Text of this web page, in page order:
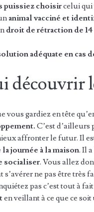
puissiez choisircelui qui
animal vacciné et
droit de rétraction de
adéquate en cas
découvrir
vous gardiez en tête
C’est d’ailleurs
affronter le futur. Il
journée à la maison. Il a
socialiser. Vous allez
s’avérer ne pas être très
pas c’est tout à
en veillant à ce que ce soit